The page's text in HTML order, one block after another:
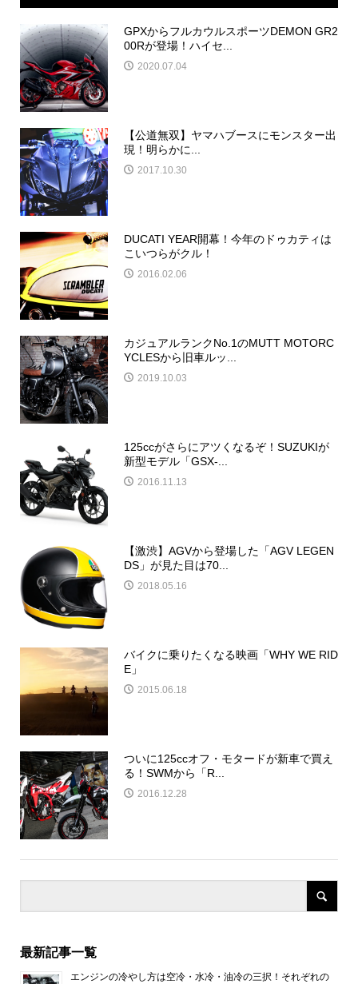
GPXからフルカウルスポーツDEMON GR2
00Rが登場！ハイセ...
2020.07.04
【公道無双】ヤマハブースにモンスター出
現！明らかに...
2017.10.30
DUCATI YEAR開幕！今年のドゥカティは
こいつらがクル！
2016.02.06
カジュアルランクNo.1のMUTT MOTORC
YCLESから旧車ルッ...
2019.10.03
125ccがさらにアツくなるぞ！SUZUKIが
新型モデル「GSX‐...
2016.11.13
【激渋】AGVから登場した「AGV LEGEN
DS」が見た目は70...
2018.05.16
バイクに乗りたくなる映画「WHY WE RID
E」
2015.06.18
ついに125ccオフ・モタードが新車で買え
る！SWMから「R...
2016.12.28
最新記事一覧
エンジンの冷やし方は空冷・水冷・油冷の三択！それぞれの